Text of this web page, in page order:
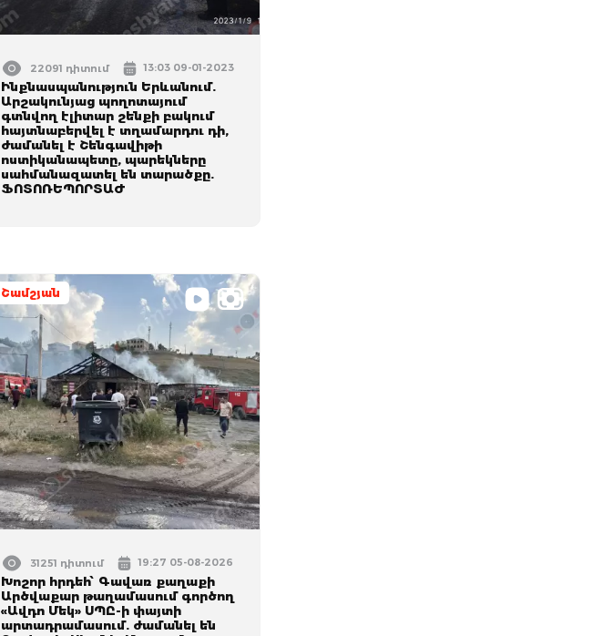
22091 դիտում 13:03 09-01-2023
Ինքնասպանություն Երևանում.
Արշակունյաց պողոտայում
գտնվող էլիտար շենքի բակում
հայտնաբերվել է տղամարդու դի,
ժամանել է Շենգավիթի
ոստիկանապետը, պարեկները
սահմանազատել են տարածքը.
ՖՈՏՈՌԵՊՈՐՏԱԺ
Շամշյան
31251 դիտում 19:27 05-08-2026
Խոշոր հրդեհ՝ Գավառ քաղաքի
Արծվաքար թաղամասում գործող
«Ավդո Մեկ» ՍՊԸ-ի փայտի
արտադրամասում. ժամանել են